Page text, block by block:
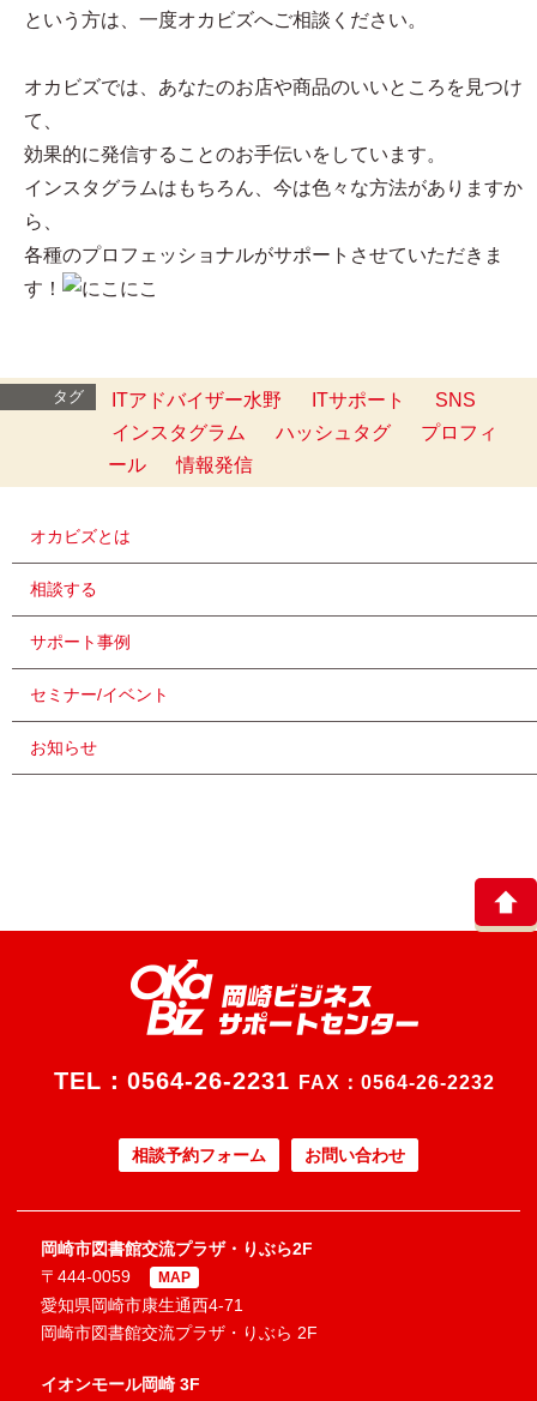
という方は、一度オカビズへご相談ください。
オカビズでは、あなたのお店や商品のいいところを見つけ
て、
効果的に発信することのお手伝いをしています。
インスタグラムはもちろん、今は色々な方法がありますか
ら、
各種のプロフェッショナルがサポートさせていただきま
す！
タグ ITアドバイザー水野 ITサポート
SNS
インスタグラム
ハッシュタグ
プロフィ
ール
情報発信
オカビズとは
相談する
サポート事例
セミナー/イベント
お知らせ
TEL： 0564-26-2231 FAX：0564-26-2232
相談予約フォーム お問い合わせ
岡崎市図書館交流プラザ・りぶら2F
〒444-0059
MAP
愛知県岡崎市康生通西4-71
岡崎市図書館交流プラザ・りぶら 2F
イオンモール岡崎 3F